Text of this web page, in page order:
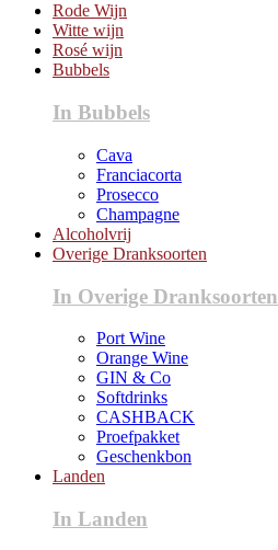
Rode Wijn
Witte wijn
Rosé wijn
Bubbels
In Bubbels
Cava
Franciacorta
Prosecco
Champagne
Alcoholvrij
Overige Dranksoorten
In Overige Dranksoorten
Port Wine
Orange Wine
GIN & Co
Softdrinks
CASHBACK
Proefpakket
Geschenkbon
Landen
In Landen